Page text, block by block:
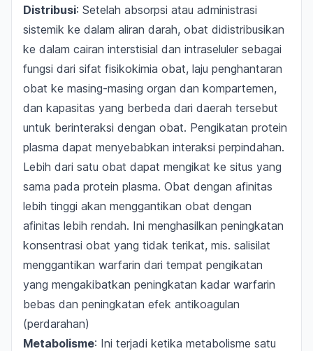
Distribusi: Setelah absorpsi atau administrasi
sistemik ke dalam aliran darah, obat didistribusikan
ke dalam cairan interstisial dan intraseluler sebagai
fungsi dari sifat fisikokimia obat, laju penghantaran
obat ke masing-masing organ dan kompartemen,
dan kapasitas yang berbeda dari daerah tersebut
untuk berinteraksi dengan obat. Pengikatan protein
plasma dapat menyebabkan interaksi perpindahan.
Lebih dari satu obat dapat mengikat ke situs yang
sama pada protein plasma. Obat dengan afinitas
lebih tinggi akan menggantikan obat dengan
afinitas lebih rendah. Ini menghasilkan peningkatan
konsentrasi obat yang tidak terikat, mis. salisilat
menggantikan warfarin dari tempat pengikatan
yang mengakibatkan peningkatan kadar warfarin
bebas dan peningkatan efek antikoagulan
(perdarahan)
Metabolisme: Ini terjadi ketika metabolisme satu